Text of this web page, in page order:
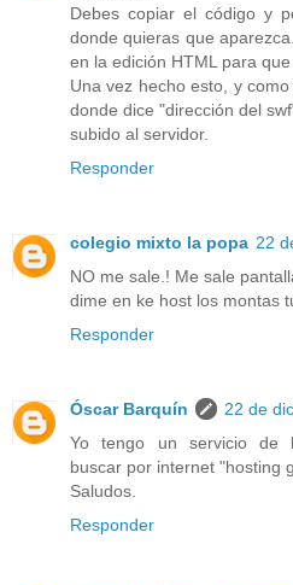
Debes copiar el código y
donde quieras que
en la edición HTML para
Una vez hecho esto, y
donde dice "dirección del
subido al servidor.
Responder
colegio mixto la popa 22
NO me sale.! Me sale
dime en ke host los montas
Responder
Óscar Barquín
22 de
Yo tengo un servicio de
buscar por internet "hosting
Saludos.
Responder